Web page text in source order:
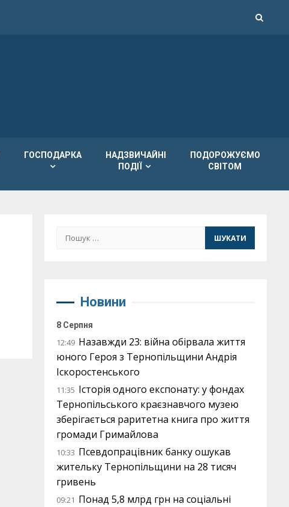
ГОСПОДАРКА
НАДЗВИЧАЙНІ
ПОДІЇ
ПОДОРОЖУЄМО
СВІТОМ
Пошук:
Новини
8 Серпня
12:49 Назавжди 23: війна обірвала життя
юного Героя з Тернопільщини Андрія
Іскоростенського
11:35 Історія одного експонату: у фондах
Тернопільського краєзнавчого музею
зберігається раритетна книга про життя
громади Гримайлова
10:33 Псевдопрацівник банку ошукав
жительку Тернопільщини на 28 тисяч
гривень
09:21 Понад 5,8 млрд грн на соціальні